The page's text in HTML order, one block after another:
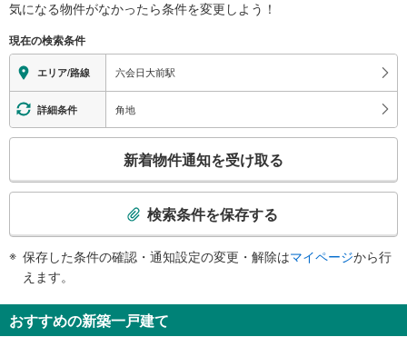
気になる物件がなかったら条件を変更しよう！
現在の検索条件
エリア/路線 六会日大前駅
詳細条件 角地
検
知
を
新着物件通知を受け取る
検索条件を保存する
保存した条件の確認・通知設定の変更・解除はマイページから行
えます。
おすすめの新築一戸建て